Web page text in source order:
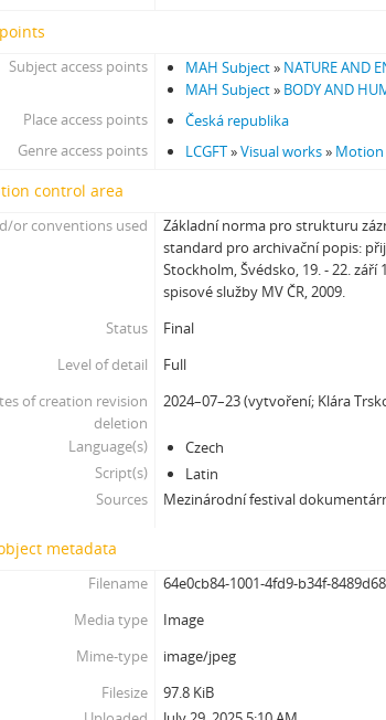
Subject access points MAH Subject» NATURE AND
MAH Subject» BODY AND
Place access points
Česká republika
Genre access points
LCGFT»Visual works»
control area
or conventions used
Základní norma pro strukturu
standard pro archivační popis:
Stockholm, Švédsko, 19. - 22.
spisové služby MV ČR, 2009.
Status
Final
Level of detail
Full
of creation revision
deletion
2024–07–23 (vytvoření; Klára
Language(s)
Czech
Script(s)
Latin
Sources
Mezinárodní festival
metadata
Filename
64e0cb84-1001-4fd9-b34f-
Media type
Image
Mime-type
image/jpeg
Filesize
97.8 KiB